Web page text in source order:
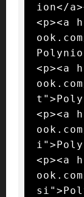
ion</
<p><a
<p><a
<p><a
<p><a